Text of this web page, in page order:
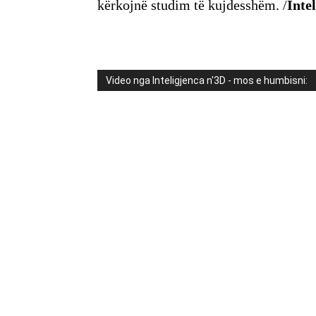
kërkojnë studim të kujdesshëm. /
Video nga Inteligjenca n'3D - mos e humbisni: